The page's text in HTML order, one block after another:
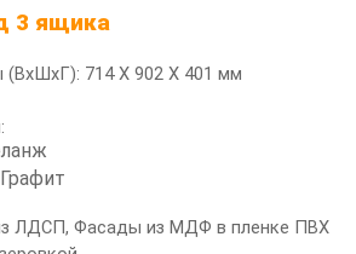
3 ящика
(ВхШхГ): 714 Х 902 Х 401 мм
ЛДСП, Фасады из МДФ в пленке ПВХ